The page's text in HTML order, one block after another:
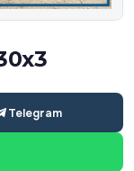
Telegram